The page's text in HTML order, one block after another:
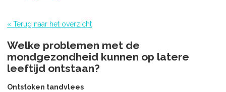
« Terug naar het overzicht
Welke problemen met de
mondgezondheid kunnen op latere
leeftijd ontstaan?
Ontstoken tandvlees